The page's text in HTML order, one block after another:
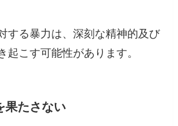
する暴力は、深刻な精神的及び
起こす可能性があります。
果たさない